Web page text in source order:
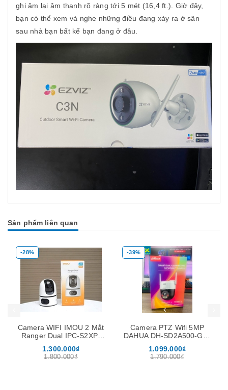
ghi âm lại âm thanh rõ ràng tới 5 mét (16,4 ft.). Giờ đây,
bạn có thể xem và nghe những điều đang xảy ra ở sân
sau nhà bạn bất kể bạn đang ở đâu.
Sản phẩm liên quan
-28%
Camera WIFI IMOU 2 Mắt
Ranger Dual IPC-S2XP-
độ, Đàm Thoại 2 Chiều
1.300.000₫
1.800.000₫
-39%
Camera PTZ Wifi 5MP
DAHUA DH-SD2A500-GN-
1.099.000₫
1.790.000₫